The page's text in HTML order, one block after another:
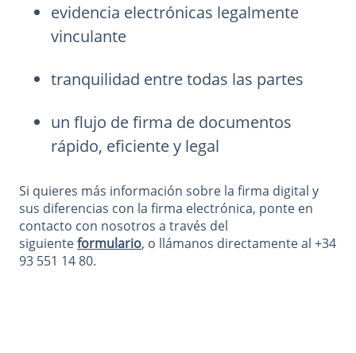
evidencia electrónicas legalmente
vinculante
tranquilidad entre todas las partes
un flujo de firma de documentos
rápido, eficiente y legal
Si quieres más información sobre la firma digital y
sus diferencias con la firma electrónica, ponte en
contacto con nosotros a través del
siguienteformulario, o llámanos directamente al +34
93 551 14 80.